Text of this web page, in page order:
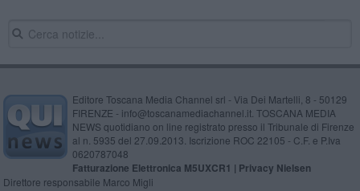
Editore Toscana Media Channel srl - Via Dei Martelli, 8 - 50129
FIRENZE - info@toscanamediachannel.it. TOSCANA MEDIA
NEWS quotidiano on line registrato presso il Tribunale di Firenze
al n. 5935 del 27.09.2013. Iscrizione ROC 22105 - C.F. e P.Iva
0620787048
Fatturazione Elettronica M5UXCR1 | Privacy Nielsen
Direttore responsabile Marco Migli